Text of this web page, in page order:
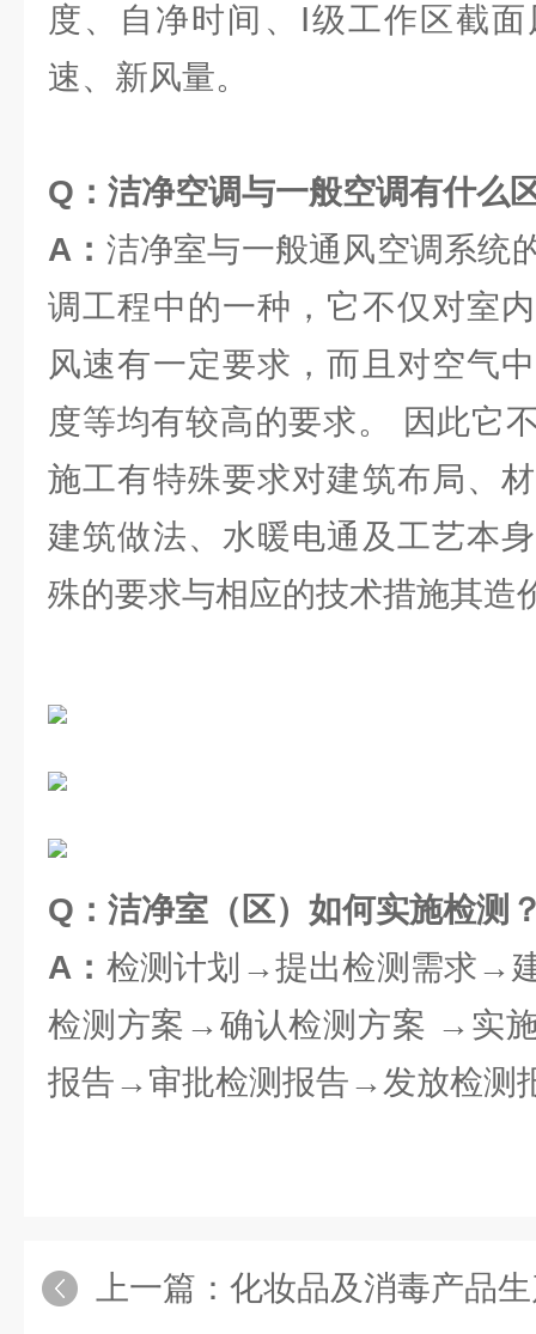
度、自净时间、Ⅰ级工作区截
速、新风量。
Q：洁净空调与一般空调有什么
A： 洁净室与一般通风空调系统
调工程中的一种，它不仅对室
风速有一定要求，而且对空气
度等均有较高的要求。 因此它
施工有特殊要求对建筑布局、
建筑做法、水暖电通及工艺本
殊的要求与相应的技术措施其造
Q：洁净室（区）如何实施检测
A： 检测计划→提出检测需求→
检测方案→确认检测方案 →实
报告→审批检测报告→发放检测
上一篇： 化妆品及消毒产品